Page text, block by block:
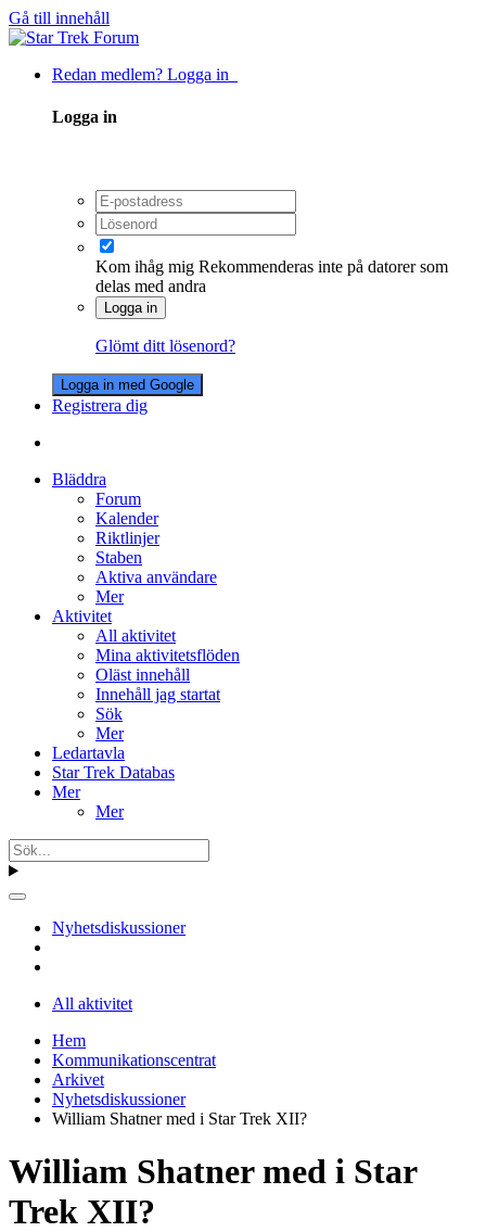
Gå till innehåll
Redan medlem? Logga in
Logga in
Kom ihåg mig Rekommenderas inte på datorer som
delas med andra
Logga in
Glömt ditt lösenord?
Logga in med Google
Registrera dig
Bläddra
Forum
Kalender
Riktlinjer
Staben
Aktiva användare
Mer
Aktivitet
All aktivitet
Mina aktivitetsflöden
Oläst innehåll
Innehåll jag startat
Sök
Mer
Ledartavla
Star Trek Databas
Mer
Mer
Nyhetsdiskussioner
All aktivitet
Hem
Kommunikationscentrat
Arkivet
Nyhetsdiskussioner
William Shatner med i Star Trek XII?
William Shatner med i Star
Trek XII?